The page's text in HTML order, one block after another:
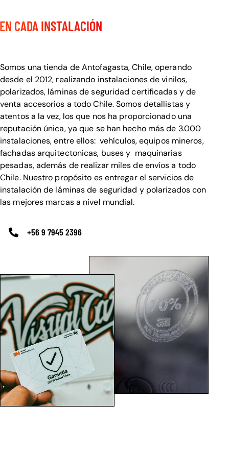
EN CADA INSTALACIÓN
Somos una tienda de Antofagasta, Chile, operando
desde el 2012, realizando instalaciones de vinilos,
polarizados, láminas de seguridad certificadas y de
venta accesorios a todo Chile. Somos detallistas y
atentos a la vez, los que nos ha proporcionado una
reputación única, ya que se han hecho más de 3.000
instalaciones, entre ellos: vehículos, equipos mineros,
fachadas arquitectonicas, buses y maquinarias
pesadas, además de realizar miles de envíos a todo
Chile. Nuestro propósito es entregar el servicios de
instalación de láminas de seguridad y polarizados con
las mejores marcas a nivel mundial.
+56 9 7945 2396